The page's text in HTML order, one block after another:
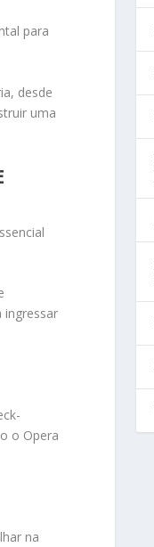
para
desde
uma
ingressar
o Opera
na